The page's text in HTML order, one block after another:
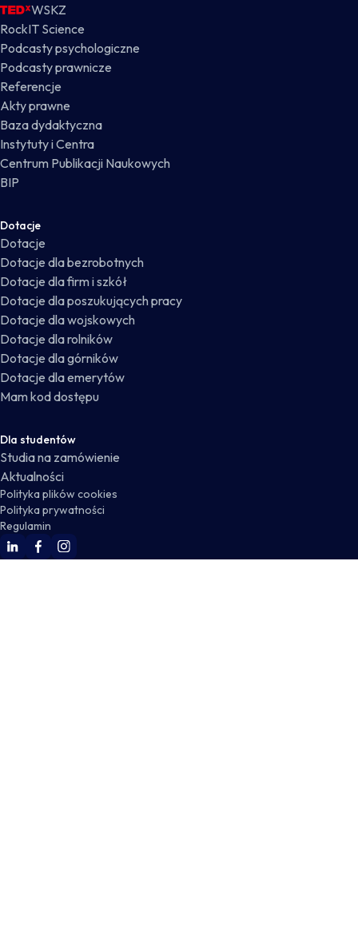
WSKZ
RockIT Science
Podcasty psychologiczne
Podcasty prawnicze
Referencje
Akty prawne
Baza dydaktyczna
Instytuty i Centra
Centrum Publikacji Naukowych
BIP
Dotacje
Dotacje
Dotacje dla bezrobotnych
Dotacje dla firm i szkół
Dotacje dla poszukujących pracy
Dotacje dla wojskowych
Dotacje dla rolników
Dotacje dla górników
Dotacje dla emerytów
Mam kod dostępu
Dla studentów
Studia na zamówienie
Aktualności
Polityka plików cookies
Polityka prywatności
Regulamin
WSKZ Linkedin
WSKZ Facebook
WSKZ Instagram